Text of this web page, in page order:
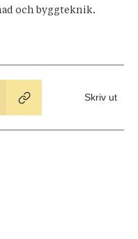
och byggteknik.
Skriv ut